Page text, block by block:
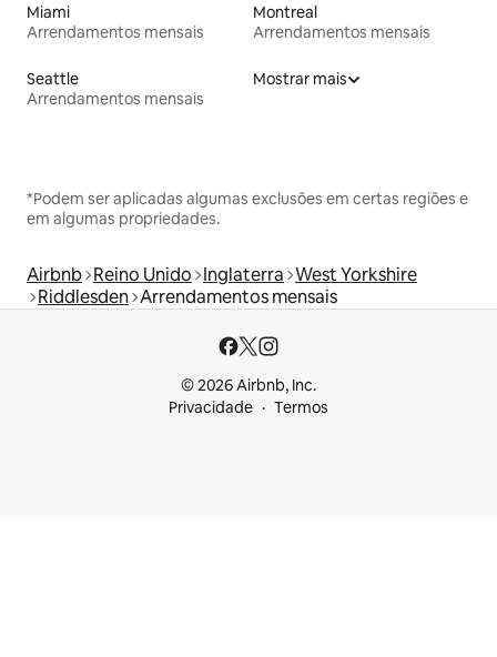
Miami
Arrendamentos mensais
Montreal
Arrendamentos mensais
Seattle
Arrendamentos mensais
Mostrar mais
*Podem ser aplicadas algumas exclusões em certas regiões e
em algumas propriedades.
Airbnb Reino Unido Inglaterra West Yorkshire
Riddlesden Arrendamentos mensais
© 2026 Airbnb, Inc.
Privacidade
Termos